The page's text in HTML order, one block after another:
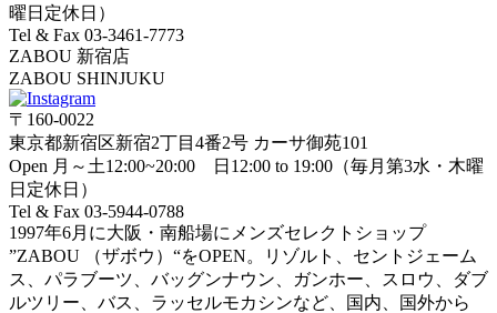
曜日定休日）
Tel & Fax 03-3461-7773
ZABOU 新宿店
ZABOU SHINJUKU
〒160-0022
東京都新宿区新宿2丁目4番2号 カーサ御苑101
Open 月～土12:00~20:00 日12:00 to 19:00（毎月第3水・木曜
日定休日）
Tel & Fax 03-5944-0788
1997年6月に大阪・南船場にメンズセレクトショップ
”ZABOU （ザボウ）“をOPEN。リゾルト、セントジェーム
ス、パラブーツ、バッグンナウン、ガンホー、スロウ、ダブ
ルツリー、バス、ラッセルモカシンなど、国内、国外から